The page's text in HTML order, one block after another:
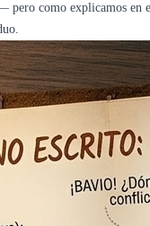
pero como explicamos